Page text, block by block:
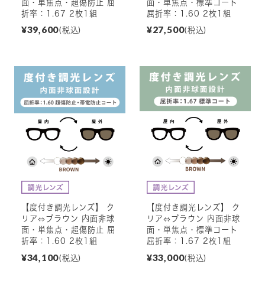
面・単焦点・超傷防止 屈
折率：1.67 2枚1組
¥39,600(税込)
面・単焦点・標準コート
屈折率：1.60 2枚1組
¥27,500(税込)
【度付き調光レンズ】 ク
リア⇔ブラウン 内面非球
面・単焦点・超傷防止 屈
折率：1.60 2枚1組
¥34,100(税込)
【度付き調光レンズ】 ク
リア⇔ブラウン 内面非球
面・単焦点・標準コート
屈折率：1.67 2枚1組
¥33,000(税込)